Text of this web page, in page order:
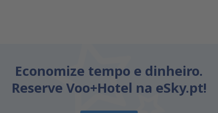
Economize tempo e dinheiro.
Reserve Voo+Hotel na eSky.pt!